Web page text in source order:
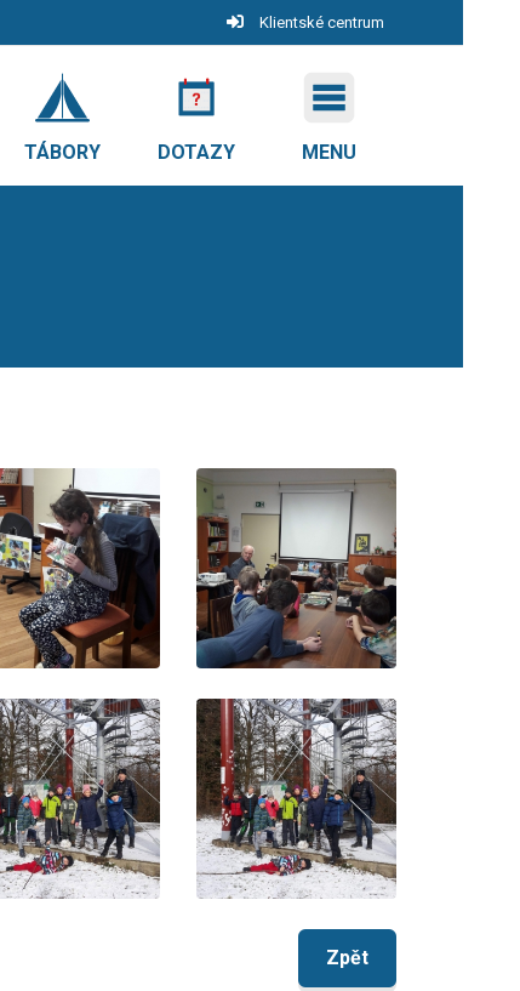
Klientské centrum
TÁBORY DOTAZY MENU
Zpět